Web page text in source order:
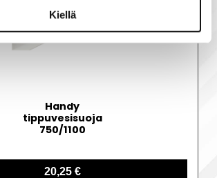
Kiellä
Handy
tippuvesisuoja
750/1100
20,25 €